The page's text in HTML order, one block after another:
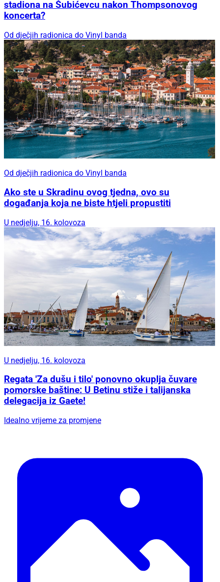
stadiona na Šubićevcu nakon Thompsonovog
koncerta?
Od dječjih radionica do Vinyl banda
Od dječjih radionica do Vinyl banda
Ako ste u Skradinu ovog tjedna, ovo su
događanja koja ne biste htjeli propustiti
U nedjelju, 16. kolovoza
U nedjelju, 16. kolovoza
Regata 'Za dušu i tilo' ponovno okuplja čuvare
pomorske baštine: U Betinu stiže i talijanska
delegacija iz Gaete!
Idealno vrijeme za promjene